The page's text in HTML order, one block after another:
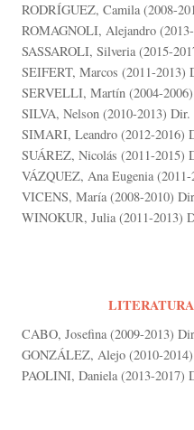
RODRÍGUEZ, Camila (2008-
ROMAGNOLI, Alejandro
SASSAROLI, Silveria (2015-
SEIFERT, Marcos (2011-2013)
SERVELLI, Martín (2004-
SILVA, Nelson (2010-2013) Dir.
SIMARI, Leandro (2012-2016)
SUÁREZ, Nicolás (2011-2015)
VÁZQUEZ, Ana Eugenia
VICENS, María (2008-2010)
WINOKUR, Julia (2011-2013)
CABO, Josefina (2009-2013)
GONZÁLEZ, Alejo (2010-
PAOLINI, Daniela (2013-2017)